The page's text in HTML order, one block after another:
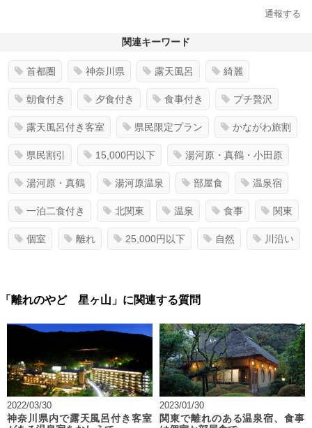
通報する
関連キーワード
首都圏 神奈川県 露天風呂 綺麗
朝食付き 夕食付き 食事付き プチ贅沢
露天風呂付き客室 県民限定プラン かながわ旅割
県民割引 15,000円以下 湯河原・真鶴・小田原
湯河原・真鶴 湯河原温泉 部屋食 温泉宿
一泊二食付き 北関東 温泉 食事 関東
個室 離れ 25,000円以下 自然 川沿い
「離れのやど 星ヶ山」に関連する質問
2022/03/30
神奈川県内で露天風呂付き客室
2023/01/30
関東で離れのある温泉宿、食事